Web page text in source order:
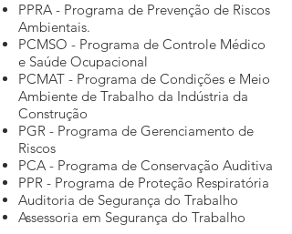
PPRA - Programa de Prevenção de Riscos
Ambientais.
PCMSO - Programa de Controle Médico
e Saúde Ocupacional
PCMAT - Programa de Condições e Meio
Ambiente de Trabalho da Indústria da
Construção
PGR - Programa de Gerenciamento de
Riscos
PCA - Programa de Conservação Auditiva
PPR - Programa de Proteção Respiratória
Auditoria de Segurança do Trabalho
Assessoria em Segurança do Trabalho